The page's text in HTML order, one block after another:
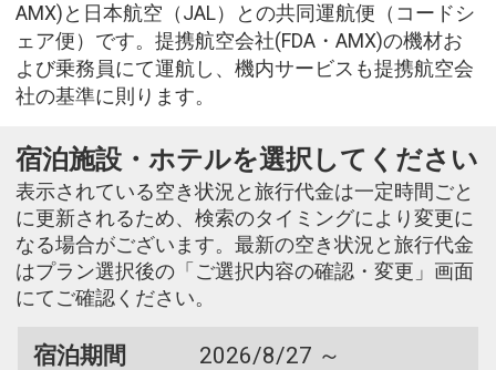
AMX)と日本航空（JAL）との共同運航便（コードシ
ェア便）です。提携航空会社(FDA・AMX)の機材お
よび乗務員にて運航し、機内サービスも提携航空会
社の基準に則ります。
宿泊施設・ホテルを選択してください
表示されている空き状況と旅行代金は一定時間ごと
に更新されるため、検索のタイミングにより変更に
なる場合がございます。最新の空き状況と旅行代金
はプラン選択後の「ご選択内容の確認・変更」画面
にてご確認ください。
宿泊期間
2026/8/27 ～